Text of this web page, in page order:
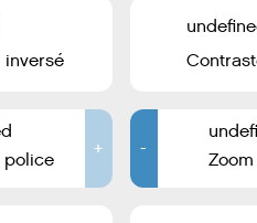
musikalische Leitung
inversé
police
+ -
Zoom